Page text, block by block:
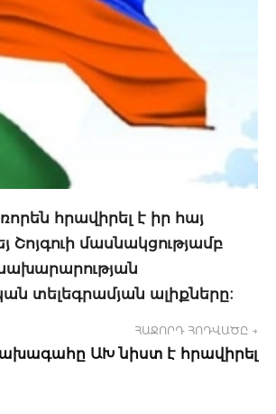
հրավիրել է իր հայ
մասնակցությամբ
տելեգրամյան ալիքները։
ՀԱՋՈՐԴ ՀՈԴՎԱԾԸ →
ԱԽ նիստ է հրավիրել